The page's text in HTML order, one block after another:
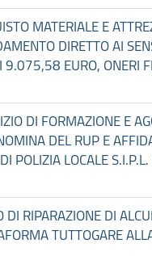
E
DIRETTO AI
EURO, ONERI
FORMAZIONE E
DEL RUP E
POLIZIA LOCALE
DI
TUTTOGARE